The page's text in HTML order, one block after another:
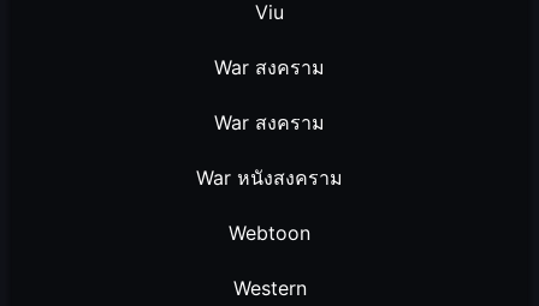
Viu
War สงคราม
War สงคราม
War หนังสงคราม
Webtoon
Western